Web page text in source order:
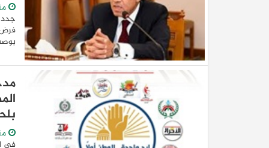
جدد
فرض
في